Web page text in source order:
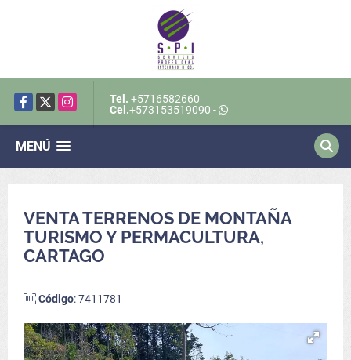
Facebook
X Instagram Tel. +5716582660
Cel.+573153519090 -
MENÚ
VENTA TERRENOS DE MONTAÑA
TURISMO Y PERMACULTURA,
CARTAGO
Código: 7411781